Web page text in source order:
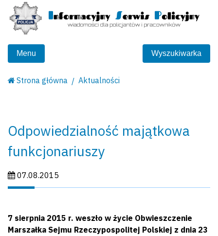
Menu Wyszukiwarka
Strona główna Aktualności
Odpowiedzialność majątkowa
funkcjonariuszy
Data publikacji:
07.08.2015
7 sierpnia 2015 r. weszło w życie Obwieszczenie
Marszałka Sejmu Rzeczypospolitej Polskiej z dnia 23